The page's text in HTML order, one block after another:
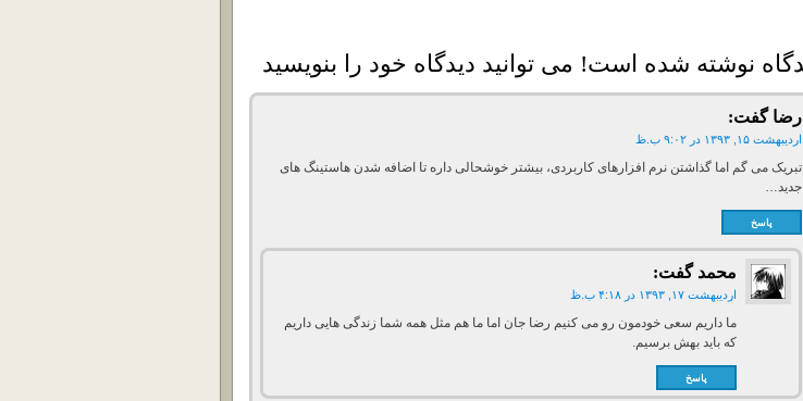
رضا گفت:
اردیبهشت ۱۵, ۱۳۹۳ در ۹:۰۲ ب.ظ
تبریک می گم اما گذاشتن نرم افزارهای کاربردی، بیشتر خوشحالی داره تا اضافه شدن هاستینگ های
جدید…
پاسخ
محمد گفت:
اردیبهشت ۱۷, ۱۳۹۳ در ۴:۱۸ ب.ظ
ما داریم سعی خودمون رو می کنیم رضا جان اما ما هم مثل همه شما زندگی هایی داریم
که باید بهش برسیم.
پاسخ